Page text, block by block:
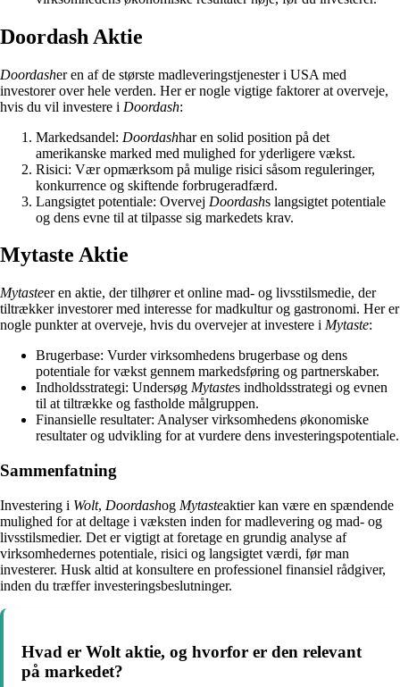
Doordash Aktie
Doordasher en af de største madleveringstjenester i USA med
investorer over hele verden. Her er nogle vigtige faktorer at overveje,
hvis du vil investere i Doordash:
Markedsandel: Doordashhar en solid position på det
amerikanske marked med mulighed for yderligere vækst.
Risici: Vær opmærksom på mulige risici såsom reguleringer,
konkurrence og skiftende forbrugeradfærd.
Langsigtet potentiale: Overvej Doordashs langsigtet potentiale
og dens evne til at tilpasse sig markedets krav.
Mytaste Aktie
Mytasteer en aktie, der tilhører et online mad- og livsstilsmedie, der
tiltrækker investorer med interesse for madkultur og gastronomi. Her er
nogle punkter at overveje, hvis du overvejer at investere i Mytaste:
Brugerbase: Vurder virksomhedens brugerbase og dens
potentiale for vækst gennem markedsføring og partnerskaber.
Indholdsstrategi: Undersøg Mytastes indholdsstrategi og evnen
til at tiltrække og fastholde målgruppen.
Finansielle resultater: Analyser virksomhedens økonomiske
resultater og udvikling for at vurdere dens investeringspotentiale.
Sammenfatning
Investering i Wolt, Doordashog Mytasteaktier kan være en spændende
mulighed for at deltage i væksten inden for madlevering og mad- og
livsstilsmedier. Det er vigtigt at foretage en grundig analyse af
virksomhedernes potentiale, risici og langsigtet værdi, før man
investerer. Husk altid at konsultere en professionel finansiel rådgiver,
inden du træffer investeringsbeslutninger.
Hvad er Wolt aktie, og hvorfor er den relevant
på markedet?